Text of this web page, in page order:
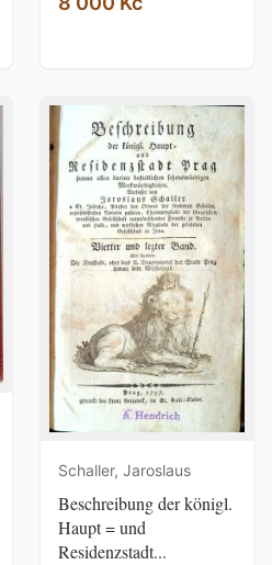
Schaller, Jaroslaus
Beschreibung der königl.
Haupt = und
Residenzstadt...